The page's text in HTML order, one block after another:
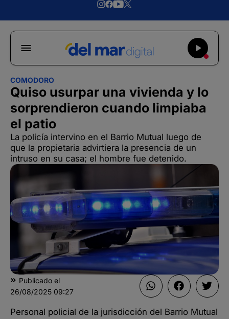
COMODORO
Quiso usurpar una vivienda y lo
sorprendieron cuando limpiaba
el patio
La policía intervino en el Barrio Mutual luego de
que la propietaria advirtiera la presencia de un
intruso en su casa; el hombre fue detenido.
Publicado el
26/08/2025 09:27
Personal policial de la jurisdicción del Barrio Mutual